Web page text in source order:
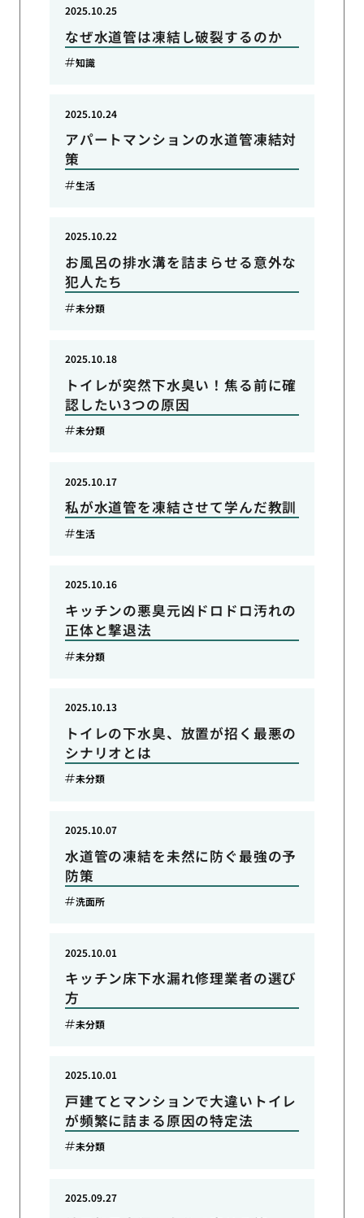
なぜ水道管は凍結し破裂するのか
2025.10.25
知識
アパートマンションの水道管凍結対
策
2025.10.24
生活
お風呂の排水溝を詰まらせる意外な
犯人たち
2025.10.22
未分類
トイレが突然下水臭い！焦る前に確
認したい3つの原因
2025.10.18
未分類
私が水道管を凍結させて学んだ教訓
2025.10.17
生活
キッチンの悪臭元凶ドロドロ汚れの
正体と撃退法
2025.10.16
未分類
トイレの下水臭、放置が招く最悪の
シナリオとは
2025.10.13
未分類
水道管の凍結を未然に防ぐ最強の予
防策
2025.10.07
洗面所
キッチン床下水漏れ修理業者の選び
方
2025.10.01
未分類
戸建てとマンションで大違いトイレ
が頻繁に詰まる原因の特定法
2025.10.01
未分類
2025.09.27